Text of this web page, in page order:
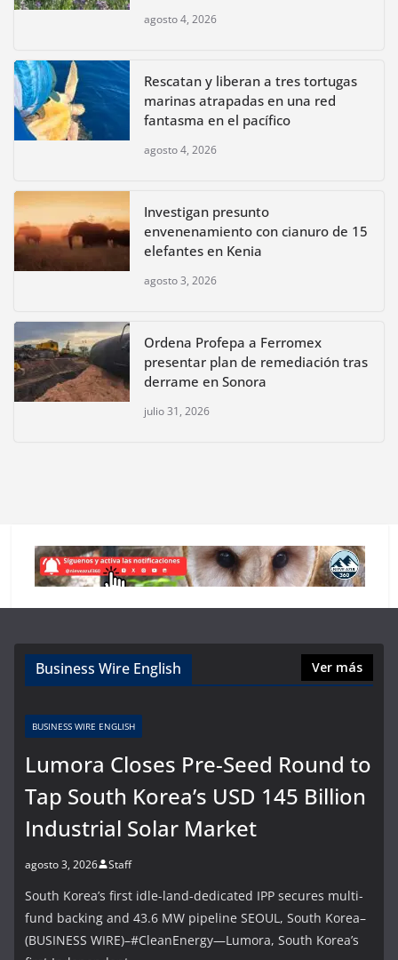
agosto 4, 2026
Rescatan y liberan a tres tortugas
marinas atrapadas en una red
fantasma en el pacífico
agosto 4, 2026
Investigan presunto
envenenamiento con cianuro de 15
elefantes en Kenia
agosto 3, 2026
Ordena Profepa a Ferromex
presentar plan de remediación tras
derrame en Sonora
julio 31, 2026
Business Wire English Ver más
BUSINESS WIRE ENGLISH
Lumora Closes Pre-Seed Round to
Tap South Korea’s USD 145 Billion
Industrial Solar Market
agosto 3, 2026 Staff
South Korea’s first idle-land-dedicated IPP secures multi-
fund backing and 43.6 MW pipeline SEOUL, South Korea–
(BUSINESS WIRE)–#CleanEnergy—Lumora, South Korea’s